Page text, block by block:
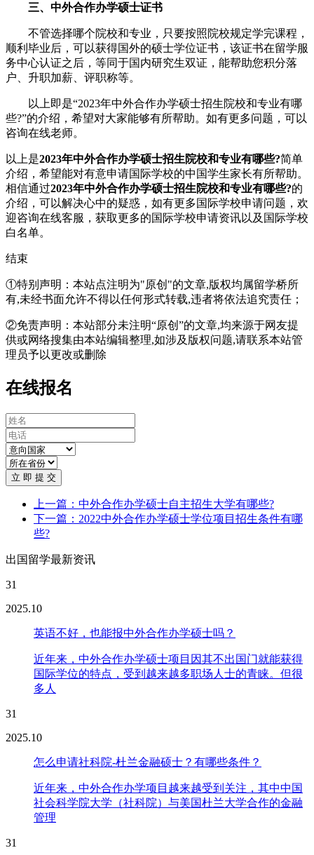
三、中外合作办学硕士证书
不管选择哪个院校和专业，只要按照院校规定学完课程，
顺利毕业后，可以获得国外的硕士学位证书，该证书在留学服
务中心认证之后，等同于国内研究生双证，能帮助您积分落
户、升职加薪、评职称等。
以上即是“2023年中外合作办学硕士招生院校和专业有哪
些?”的介绍，希望对大家能够有所帮助。如有更多问题，可以
咨询在线老师。
以上是2023年中外合作办学硕士招生院校和专业有哪些?简单
介绍，希望能对有意申请国际学校的中国学生家长有所帮助。
相信通过2023年中外合作办学硕士招生院校和专业有哪些?的
介绍，可以解决心中的疑惑，如有更多国际学校申请问题，欢
迎咨询在线客服 ，获取更多的国际学校申请资讯以及国际学校
白名单。
结束
①特别声明：本站点注明为"原创"的文章,版权均属留学桥所
有,未经书面允许不得以任何形式转载,违者将依法追究责任；
②免责声明：本站部分未注明“原创”的文章,均来源于网友提
供或网络搜集由本站编辑整理,如涉及版权问题,请联系本站管
理员予以更改或删除
在线报名
立 即 提 交
上一篇：中外合作办学硕士自主招生大学有哪些?
下一篇：2022中外合作办学硕士学位项目招生条件有哪
些?
出国留学最新资讯
31
2025.10
英语不好，也能报中外合作办学硕士吗？
近年来，中外合作办学硕士项目因其不出国门就能获得
国际学位的特点，受到越来越多职场人士的青睐。但很
多人
31
2025.10
怎么申请社科院-杜兰金融硕士？有哪些条件？
近年来，中外合作办学项目越来越受到关注，其中中国
社会科学院大学（社科院）与美国杜兰大学合作的金融
管理
31